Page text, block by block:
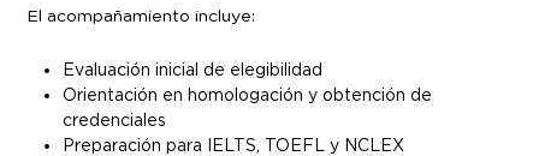
El acompañamiento incluye:
Evaluación inicial de elegibilidad
Orientación en homologación y obtención de
credenciales
Preparación para IELTS, TOEFL y NCLEX